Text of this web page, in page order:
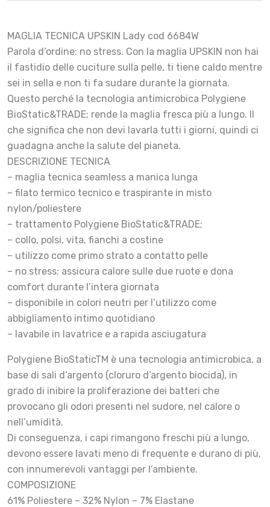
MAGLIA TECNICA UPSKIN Lady cod 6684W
Parola d’ordine: no stress. Con la maglia UPSKIN non hai
il fastidio delle cuciture sulla pelle, ti tiene caldo mentre
sei in sella e non ti fa sudare durante la giornata.
Questo perché la tecnologia antimicrobica Polygiene
BioStatic&TRADE; rende la maglia fresca più a lungo. Il
che significa che non devi lavarla tutti i giorni, quindi ci
guadagna anche la salute del pianeta.
DESCRIZIONE TECNICA
– maglia tecnica seamless a manica lunga
– filato termico tecnico e traspirante in misto
nylon/poliestere
– trattamento Polygiene BioStatic&TRADE;
– collo, polsi, vita, fianchi a costine
– utilizzo come primo strato a contatto pelle
– no stress: assicura calore sulle due ruote e dona
comfort durante l’intera giornata
– disponibile in colori neutri per l’utilizzo come
abbigliamento intimo quotidiano
– lavabile in lavatrice e a rapida asciugatura
Polygiene BioStaticTM è una tecnologia antimicrobica, a
base di sali d’argento (cloruro d’argento biocida), in
grado di inibire la proliferazione dei batteri che
provocano gli odori presenti nel sudore, nel calore o
nell’umidità.
Di conseguenza, i capi rimangono freschi più a lungo,
devono essere lavati meno di frequente e durano di più,
con innumerevoli vantaggi per l’ambiente.
COMPOSIZIONE
61% Poliestere – 32% Nylon – 7% Elastane